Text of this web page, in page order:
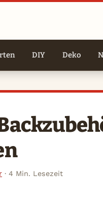
DIY Deko
· 4 Min. Lesezeit